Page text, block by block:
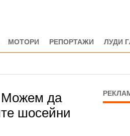
МОТОРИ РЕПОРТАЖИ ЛУДИ
Можем да
шосейни